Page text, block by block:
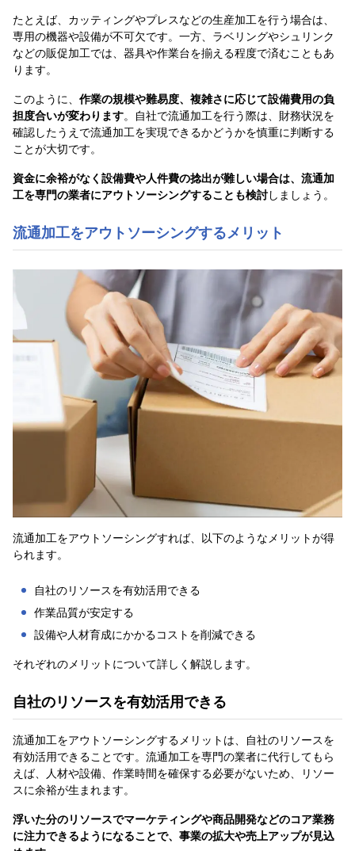
たとえば、カッティングやプレスなどの生産加工を行う場合は、
専用の機器や設備が不可欠です。一方、ラベリングやシュリンク
などの販促加工では、器具や作業台を揃える程度で済むこともあ
ります。
このように、 作業の規模や難易度、複雑さに応じて設備費用の負
担度合いが変わります。自社で流通加工を行う際は、財務状況を
確認したうえで流通加工を実現できるかどうかを慎重に判断する
ことが大切です。
資金に余裕がなく設備費や人件費の捻出が難しい場合は、流通加
工を専門の業者にアウトソーシングすることも検討しましょう。
流通加工をアウトソーシングするメリット
流通加工をアウトソーシングすれば、以下のようなメリットが得
られます。
自社のリソースを有効活用できる
作業品質が安定する
設備や人材育成にかかるコストを削減できる
それぞれのメリットについて詳しく解説します。
自社のリソースを有効活用できる
流通加工をアウトソーシングするメリットは、自社のリソースを
有効活用できることです。流通加工を専門の業者に代行してもら
えば、人材や設備、作業時間を確保する必要がないため、リソー
スに余裕が生まれます。
浮いた分のリソースでマーケティングや商品開発などのコア業務
に注力できるようになることで、事業の拡大や売上アップが見込